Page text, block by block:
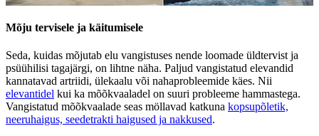
Mõju tervisele ja käitumisele
Seda, kuidas mõjutab elu vangistuses nende loomade üldtervist ja
psüühilisi tagajärgi, on lihtne näha. Paljud vangistatud elevandid
kannatavad artriidi, ülekaalu või nahaprobleemide käes. Nii
elevantidel kui ka mõõkvaaladel on suuri probleeme hammastega.
Vangistatud mõõkvaalade seas möllavad katkuna kopsupõletik,
neeruhaigus, seedetrakti haigused ja nakkused.